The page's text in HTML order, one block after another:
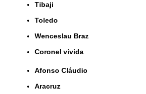
Tibaji
Toledo
Wenceslau Braz
coronel vivida
Afonso Cláudio
Aracruz